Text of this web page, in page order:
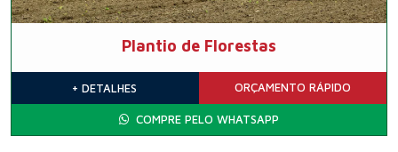
Plantio de Florestas
+ DETALHES ORÇAMENTO RÁPIDO
COMPRE PELO WHATSAPP